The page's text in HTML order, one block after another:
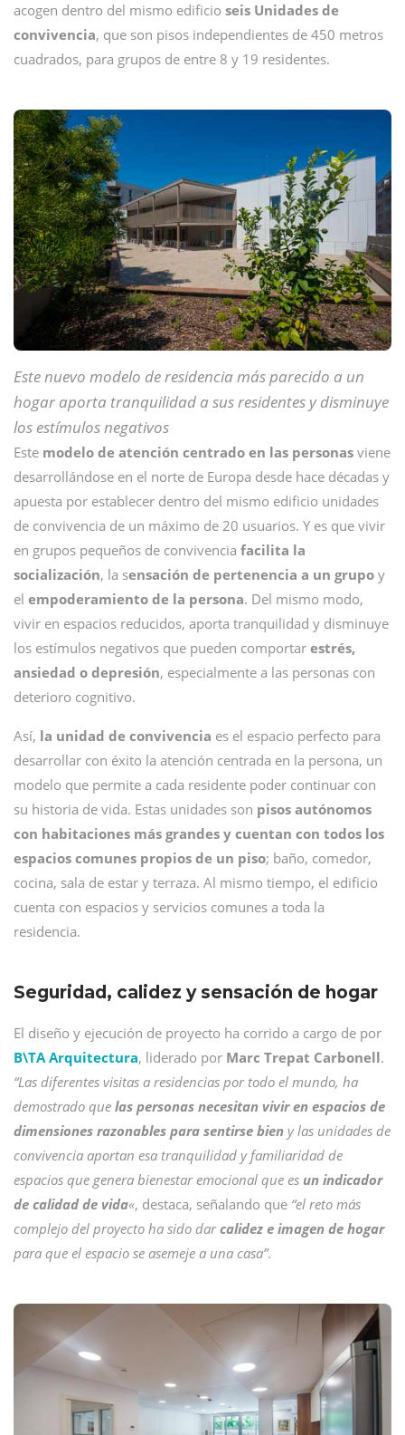
acogen dentro del mismo edificio seis Unidades de
convivencia, que son pisos independientes de 450 metros
cuadrados, para grupos de entre 8 y 19 residentes.
Este nuevo modelo de residencia más parecido a un
hogar aporta tranquilidad a sus residentes y disminuye
los estímulos negativos
Este modelo de atención centrado en las personas viene
desarrollándose en el norte de Europa desde hace décadas y
apuesta por establecer dentro del mismo edificio unidades
de convivencia de un máximo de 20 usuarios. Y es que vivir
en grupos pequeños de convivencia facilita la
socialización, la sensación de pertenencia a un grupo y
el empoderamiento de la persona. Del mismo modo,
vivir en espacios reducidos, aporta tranquilidad y disminuye
los estímulos negativos que pueden comportar estrés,
ansiedad o depresión, especialmente a las personas con
deterioro cognitivo.
Así, la unidad de convivencia es el espacio perfecto para
desarrollar con éxito la atención centrada en la persona, un
modelo que permite a cada residente poder continuar con
su historia de vida. Estas unidades son pisos autónomos
con habitaciones más grandes y cuentan con todos los
espacios comunes propios de un piso; baño, comedor,
cocina, sala de estar y terraza. Al mismo tiempo, el edificio
cuenta con espacios y servicios comunes a toda la
residencia.
Seguridad, calidez y sensación de hogar
El diseño y ejecución de proyecto ha corrido a cargo de por
B\TA Arquitectura, liderado por Marc Trepat Carbonell.
“Las diferentes visitas a residencias por todo el mundo, ha
demostrado que las personas necesitan vivir en espacios de
dimensiones razonables para sentirse bien y las unidades de
convivencia aportan esa tranquilidad y familiaridad de
espacios que genera bienestar emocional que es un indicador
de calidad de vida«, destaca, señalando que “el reto más
complejo del proyecto ha sido darcalidez e imagen de hogar
para que el espacio se asemeje a una casa”.